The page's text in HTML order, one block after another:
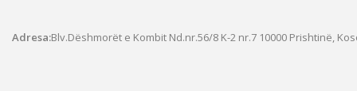
Adresa:Blv.Dëshmorët e Kombit Nd.nr.56/8 K-2 nr.7 10000 Prishtinë,